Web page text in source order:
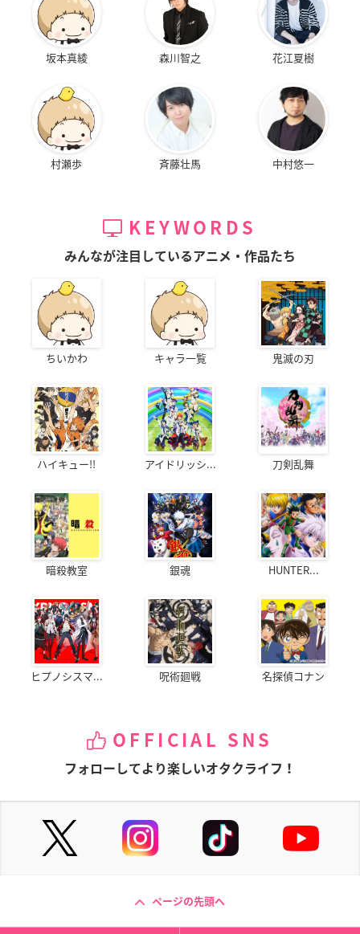
坂本真綾 森川智之 花江夏樹
村瀬歩 斉藤壮馬 中村悠一
KEYWORDS
みんなが注目しているアニメ・作品たち
ちいかわ キャラ一覧 鬼滅の刃
ハイキュー!! アイドリッシ... 刀剣乱舞
暗殺教室 銀魂 HUNTER...
ヒプノシスマ... 呪術廻戦 名探偵コナン
OFFICIAL SNS
フォローしてより楽しいオタクライフ！
ページの先頭へ